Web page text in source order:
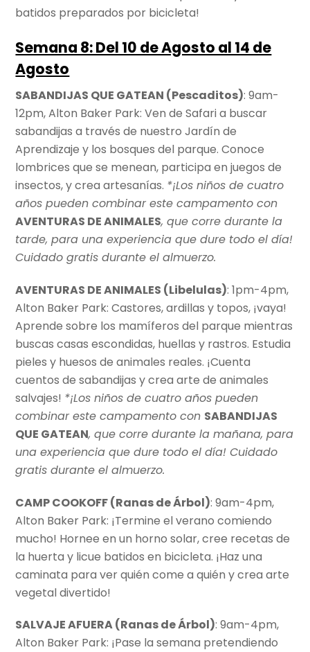
batidos preparados por bicicleta!
Semana 8: Del 10 de Agosto al 14 de
Agosto
SABANDIJAS QUE GATEAN (Pescaditos): 9am-
12pm, Alton Baker Park: Ven de Safari a buscar
sabandijas a través de nuestro Jardín de
Aprendizaje y los bosques del parque. Conoce
lombrices que se menean, participa en juegos de
insectos, y crea artesanías. *¡Los niños de cuatro
años pueden combinar este campamento con
AVENTURAS DE ANIMALES, que corre durante la
tarde, para una experiencia que dure todo el día!
Cuidado gratis durante el almuerzo.
AVENTURAS DE ANIMALES (Libelulas): 1pm-4pm,
Alton Baker Park: Castores, ardillas y topos, ¡vaya!
Aprende sobre los mamíferos del parque mientras
buscas casas escondidas, huellas y rastros. Estudia
pieles y huesos de animales reales. ¡Cuenta
cuentos de sabandijas y crea arte de animales
salvajes! *¡Los niños de cuatro años pueden
combinar este campamento con SABANDIJAS
QUE GATEAN, que corre durante la mañana, para
una experiencia que dure todo el día! Cuidado
gratis durante el almuerzo.
CAMP COOKOFF (Ranas deÁrbol): 9am-4pm,
Alton Baker Park: ¡Termine el verano comiendo
mucho! Hornee en un horno solar, cree recetas de
la huerta y licue batidos en bicicleta. ¡Haz una
caminata para ver quién come a quién y crea arte
vegetal divertido!
SALVAJE AFUERA (Ranas deÁrbol): 9am-4pm,
Alton Baker Park: ¡Pase la semana pretendiendo